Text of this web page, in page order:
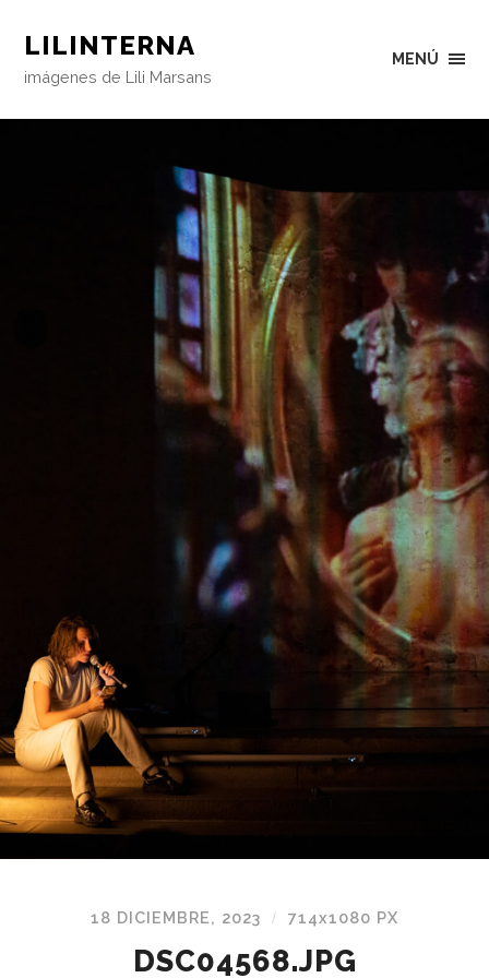
LILINTERNA
imágenes de Lili Marsans
MENÚ
18 DICIEMBRE, 2023 / 714x1080 PX
DSC04568.JPG